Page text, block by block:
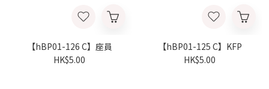
【hBP01-126 C】座員
HK$5.00
【hBP01-125 C】KFP
HK$5.00